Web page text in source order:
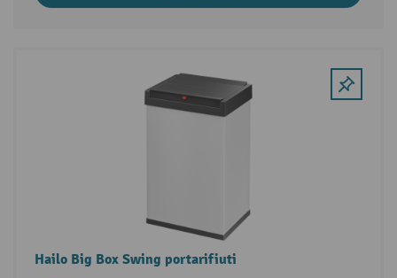
Hailo Big Box Swing portarifiuti